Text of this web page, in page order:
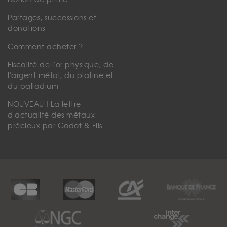
Partages, successions et
donations
Comment acheter ?
Fiscalité de l'or physique, de
l'argent métal, du platine et
du palladium
NOUVEAU ! La lettre
d'actualité des métaux
précieux par Godot & Fils